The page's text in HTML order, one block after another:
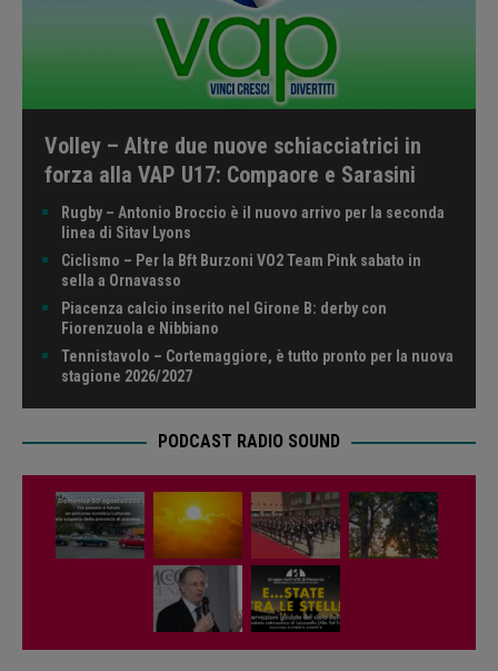
Volley – Altre due nuove schiacciatrici in
forza alla VAP U17: Compaore e Sarasini
Rugby – Antonio Broccio è il nuovo arrivo per la seconda
linea di Sitav Lyons
Ciclismo – Per la Bft Burzoni VO2 Team Pink sabato in
sella a Ornavasso
Piacenza calcio inserito nel Girone B: derby con
Fiorenzuola e Nibbiano
Tennistavolo – Cortemaggiore, è tutto pronto per la nuova
stagione 2026/2027
PODCAST RADIO SOUND